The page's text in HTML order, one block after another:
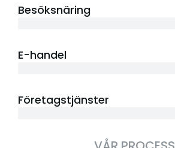
Besöksnäring
E-handel
Företagstjänster